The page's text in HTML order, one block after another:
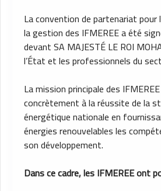
La convention de partenariat pour
la gestion des IFMEREE a été
devant SA MAJESTÉ LE ROI
l’État et les professionnels du
La mission principale des
concrètement à la réussite de la
énergétique nationale en
énergies renouvelables les
son développement.
Dans ce cadre, les IFMEREE ont